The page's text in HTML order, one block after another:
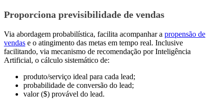
Proporciona previsibilidade de vendas
Via abordagem probabilística, facilita acompanhar a propensão de
vendas e o atingimento das metas em tempo real. Inclusive
facilitando, via mecanismo de recomendação por Inteligência
Artificial, o cálculo sistemático de:
produto/serviço ideal para cada lead;
probabilidade de conversão do lead;
valor ($) provável do lead.